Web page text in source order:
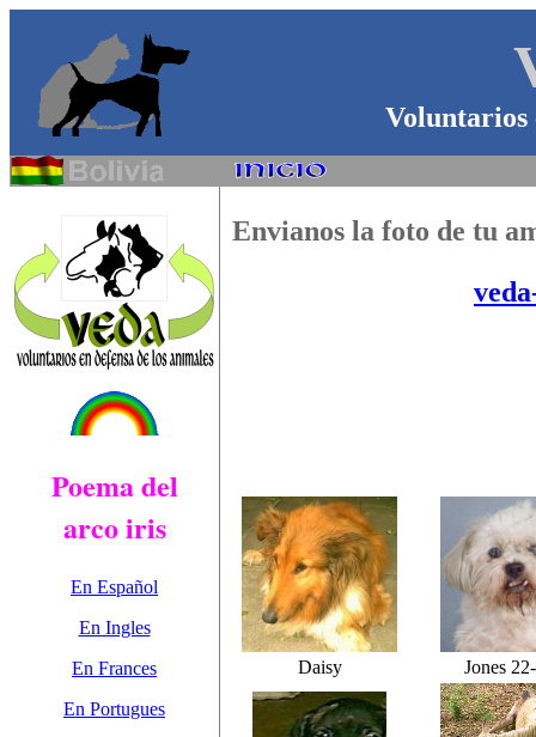
Voluntarios
Poema del
arco iris
En Español
En Ingles
En Frances
En Portugues
Envianos la foto de tu
Daisy Jones